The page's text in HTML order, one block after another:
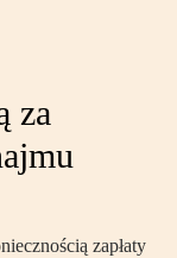
za
zapłaty